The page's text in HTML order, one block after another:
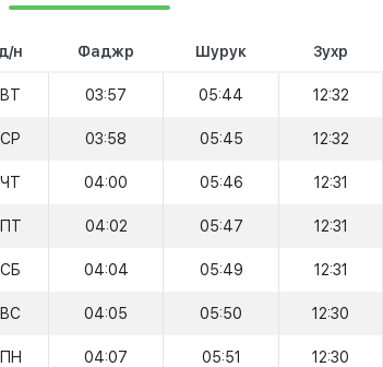
д/н Фаджр Шурук Зухр
ВТ 03:57 05:44 12:32
СР 03:58 05:45 12:32
ЧТ 04:00 05:46 12:31
ПТ 04:02 05:47 12:31
СБ 04:04 05:49 12:31
ВС 04:05 05:50 12:30
ПН 04:07 05:51 12:30